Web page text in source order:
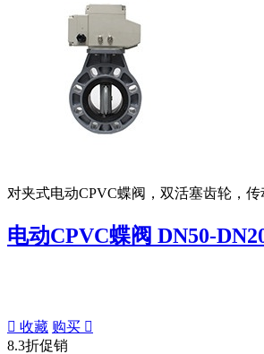
对夹式电动CPVC蝶阀，双活塞齿轮，
电动CPVC蝶阀 DN50-
 收藏 购买 
8.3折促销